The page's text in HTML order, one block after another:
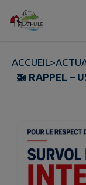
Contenu
ACCUEIL>
🚁 RAPPEL –